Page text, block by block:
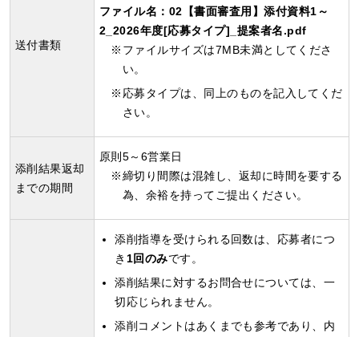
送付書類
ファイル名：02【書面審査用】添付資料1～
2_2026年度[応募タイプ]_提案者名.pdf
ファイルサイズは7MB未満としてくださ
い。
応募タイプは、同上のものを記入してくだ
さい。
添削結果返却
までの期間
原則5～6営業日
締切り間際は混雑し、返却に時間を要する
為、余裕を持ってご提出ください。
添削指導を受けられる回数は、応募者につ
き 1回のみです。
添削結果に対するお問合せについては、一
切応じられません。
添削コメントはあくまでも参考であり、内